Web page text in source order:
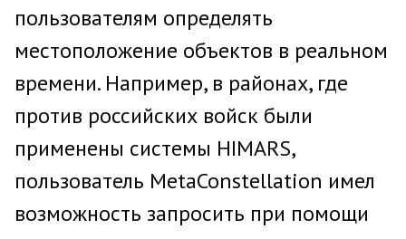
пользователям определять
местоположение объектов в реальном
времени. Например, в районах, где
против российских войск были
применены системы HIMARS,
пользователь MetaConstellation имел
возможность запросить при помощи